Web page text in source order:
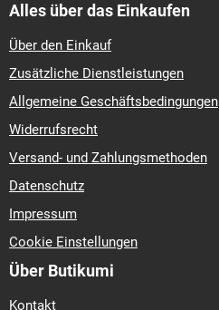
Alles über das Einkaufen
Über den Einkauf
Zusätzliche Dienstleistungen
Allgemeine Geschäftsbedingungen
Widerrufsrecht
Versand- und Zahlungsmethoden
Datenschutz
Impressum
Cookie Einstellungen
Über Butikumi
Kontakt